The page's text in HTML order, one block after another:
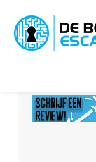
naar